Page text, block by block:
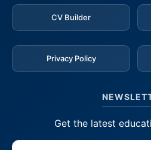
CV Builder
Privacy Policy
Get the latest